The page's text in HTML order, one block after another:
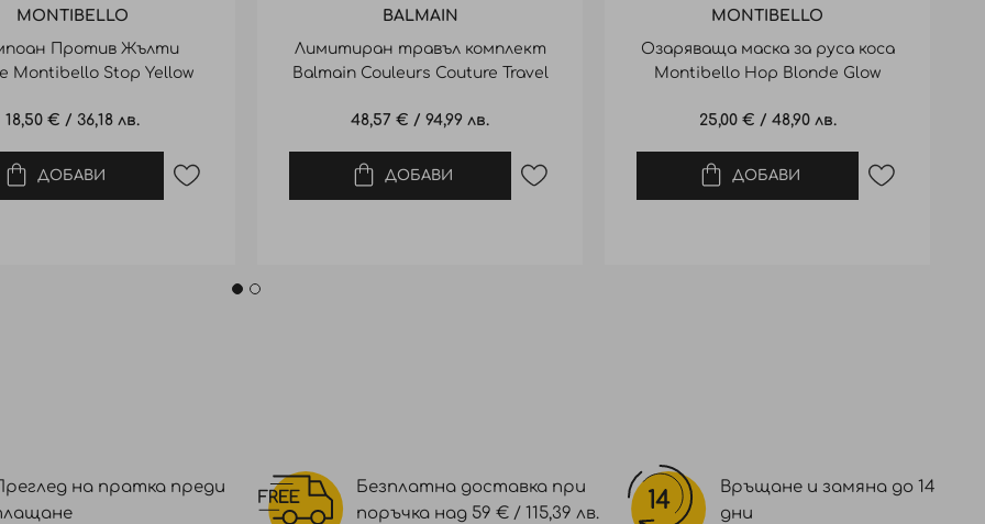
MONTIBELLO
Против Жълти
Montibello Stop Yellow
18,50 € / 36,18 лв.
ДОБАВИ
BALMAIN
Лимитиран травъл комплект
Balmain Couleurs Couture Travel
48,57 € / 94,99 лв.
ДОБАВИ
MONTIBELLO
Озаряваща маска за руса коса
Montibello Hop Blonde Glow
25,00 € / 48,90 лв.
ДОБАВИ
на пратка преди
Безплатна доставка при
поръчка над 59 € / 115,39 лв.
Връщане и замяна до 14
дни